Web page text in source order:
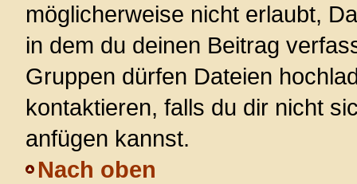
möglicherweise nicht erlaubt,
in dem du deinen Beitrag
Gruppen dürfen Dateien
kontaktieren, falls du dir nicht
anfügen kannst.
Nach oben